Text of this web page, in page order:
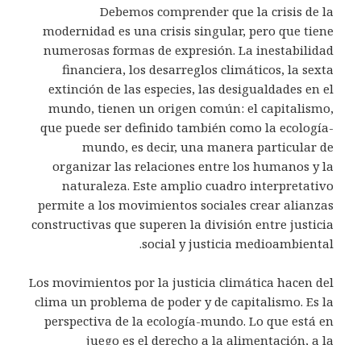
Debemos comprender que la crisis de la
modernidad es una crisis singular, pero que tiene
numerosas formas de expresión. La inestabilidad
financiera, los desarreglos climáticos, la sexta
extinción de las especies, las desigualdades en el
mundo, tienen un origen común: el capitalismo,
que puede ser definido también como la ecología-
mundo, es decir, una manera particular de
organizar las relaciones entre los humanos y la
naturaleza. Este amplio cuadro interpretativo
permite a los movimientos sociales crear alianzas
constructivas que superen la división entre justicia
social y justicia medioambiental.
Los movimientos por la justicia climática hacen del
clima un problema de poder y de capitalismo. Es la
perspectiva de la ecología-mundo. Lo que está en
juego es el derecho a la alimentación, a la